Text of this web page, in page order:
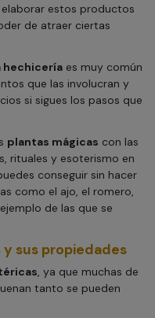
estos productos
de atraer ciertas
hechicería es muy común
que las involucran y
si sigues los pasos que
plantas mágicas con las
rituales y esoterismo en
conseguir sin hacer
como el ajo, el romero,
de las que se
sus propiedades
, ya que muchas de
tanto se pueden